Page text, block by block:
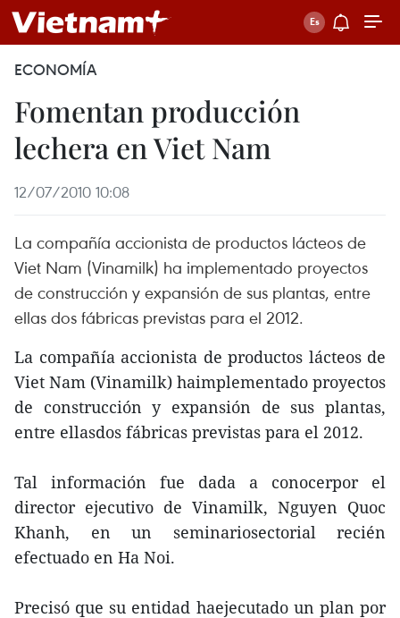
ECONOMÍA
Fomentan producción
lechera en Viet Nam
12/07/2010 10:08
La compañía accionista de productos lácteos de
Viet Nam (Vinamilk) ha implementado proyectos
de construcción y expansión de sus plantas, entre
ellas dos fábricas previstas para el 2012.
La compañía accionista de productos lácteos de
Viet Nam (Vinamilk) haimplementado proyectos
de construcción y expansión de sus plantas,
entre ellasdos fábricas previstas para el 2012.
Tal información fue dada a conocerpor el
director ejecutivo de Vinamilk, Nguyen Quoc
Khanh, en un seminariosectorial recién
efectuado en Ha Noi.
Precisó que su entidad haejecutado un plan por